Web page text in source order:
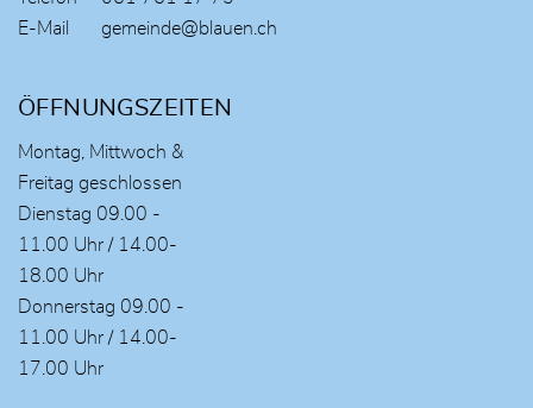
E-Mail
gemeinde@blauen.ch
ÖFFNUNGSZEITEN
Montag, Mittwoch &
Freitag geschlossen
Dienstag 09.00 -
11.00 Uhr / 14.00-
18.00 Uhr
Donnerstag 09.00 -
11.00 Uhr / 14.00-
17.00 Uhr